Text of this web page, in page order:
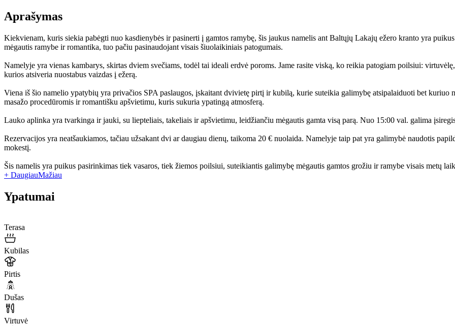
Aprašymas
Kiekvienam, kuris siekia pabėgti nuo kasdienybės ir pasinerti į gamtos ramybę, šis jaukus namelis ant Baltųjų Lakajų ežero kranto yra
mėgautis ramybe ir romantika, tuo pačiu pasinaudojant visais šiuolaikiniais patogumais.
Namelyje yra vienas kambarys, skirtas dviem svečiams, todėl tai ideali erdvė poroms. Jame rasite viską, ko reikia patogiam poilsiui:
kurios atsiveria nuostabus vaizdas į ežerą.
Viena iš šio namelio ypatybių yra privačios SPA paslaugos, įskaitant dvivietę pirtį ir kubilą, kurie suteikia galimybę atsipalaiduoti bet kuriuo
masažo procedūromis ir romantišku apšvietimu, kuris sukuria ypatingą atmosferą.
Lauko aplinka yra tvarkinga ir jauki, su liepteliais, takeliais ir apšvietimu, leidžiančiu mėgautis gamta visą parą. Nuo 15:00 val. galima
Rezervacijos yra neatšaukiamos, tačiau užsakant dvi ar daugiau dienų, taikoma 20 € nuolaida. Namelyje taip pat yra galimybė naudotis
mokestį.
Šis namelis yra puikus pasirinkimas tiek vasaros, tiek žiemos poilsiui, suteikiantis galimybę mėgautis gamtos grožiu ir ramybe visais metų
+ DaugiauMažiau
Ypatumai
Terasa
Kubilas
Pirtis
Dušas
Virtuvė